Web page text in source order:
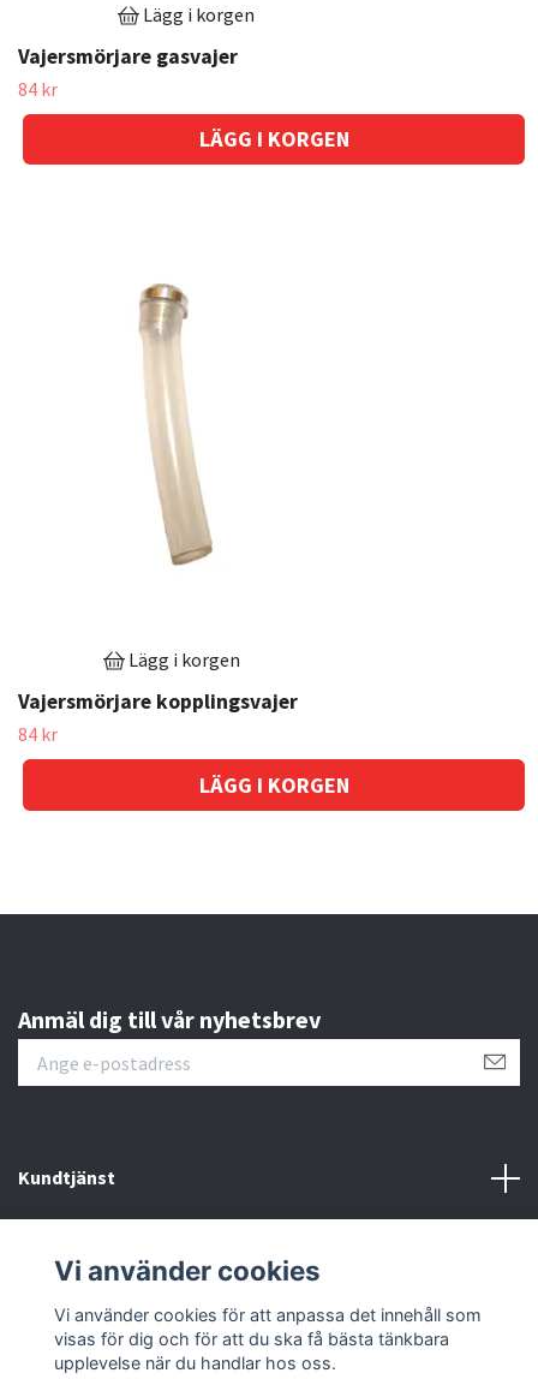
Lägg i korgen
Vajersmörjare gasvajer
84 kr
Lägg i korgen
Vajersmörjare kopplingsvajer
84 kr
Anmäl dig till vår nyhetsbrev
Kundtjänst
Sociala medier
Vi använder cookies
Vi använder cookies för att anpassa det innehåll som
visas för dig och för att du ska få bästa tänkbara
upplevelse när du handlar hos oss.